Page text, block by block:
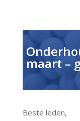
maart –
Beste leden,